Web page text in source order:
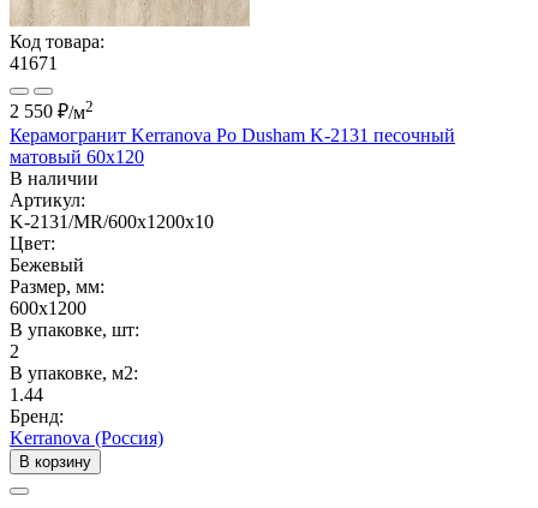
Код товара:
41671
2 550 ₽/м2
Керамогранит Kerranova Po Dusham K-2131 песочный
матовый 60x120
В наличии
Артикул:
K-2131/MR/600x1200x10
Цвет:
Бежевый
Размер, мм:
600x1200
В упаковке, шт:
2
В упаковке, м2:
1.44
Бренд:
Kerranova (Россия)
В корзину